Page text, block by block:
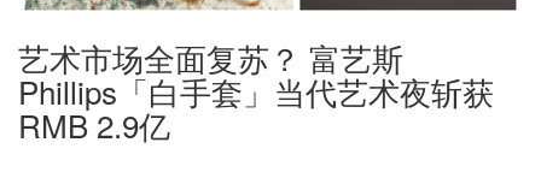
艺术市场全面复苏？ 富艺斯
Phillips「白手套」当代艺术夜斩获
RMB 2.9亿